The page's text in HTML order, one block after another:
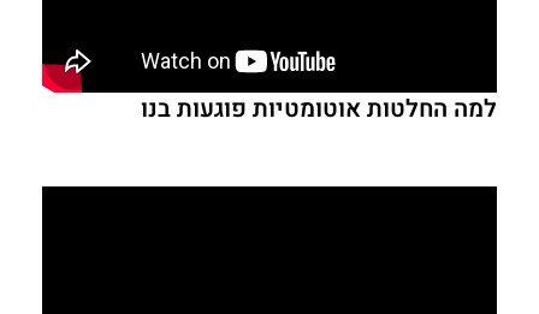
למה החלטות אוטומטיות פוגעות בנו